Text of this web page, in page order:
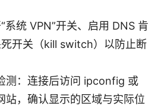
系统 VPN”开关、启用 DNS 肯
开关（kill switch）以防止断
测：连接后访问 ipconfig 或
，确认显示的区域与实际位